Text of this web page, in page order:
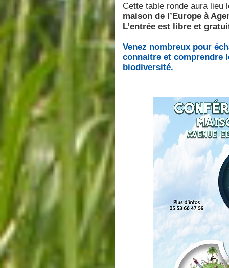
Cette table ronde aura lieu
maison de l’Europe à
L’entrée est libre et
Venez nombreux pour
connaitre et comprendre
biodiversité.